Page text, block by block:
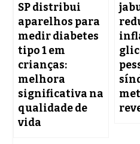
SP distribui
aparelhos para
medir diabetes
tipo 1 em
crianças:
melhora
significativa na
qualidade de
vida